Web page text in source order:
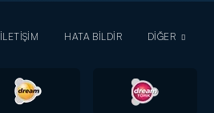
İLETİŞİM HATA BİLDİR DİĞER